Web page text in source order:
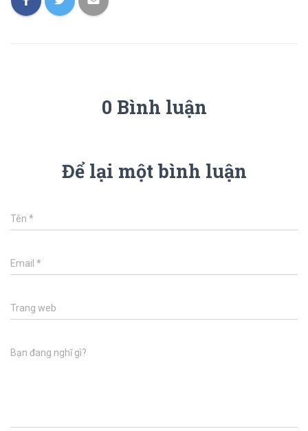
0 Bình luận
Để lại một bình luận
Tên *
Email *
Trang web
Bạn đang nghĩ gì?